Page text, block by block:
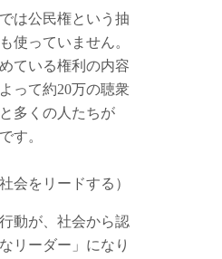
は公民権という抽
使っていません。
ている権利の内容
って約20万の聴衆
多くの人たちが
す。
会をリードする）
動が、社会から認
リーダー」になり